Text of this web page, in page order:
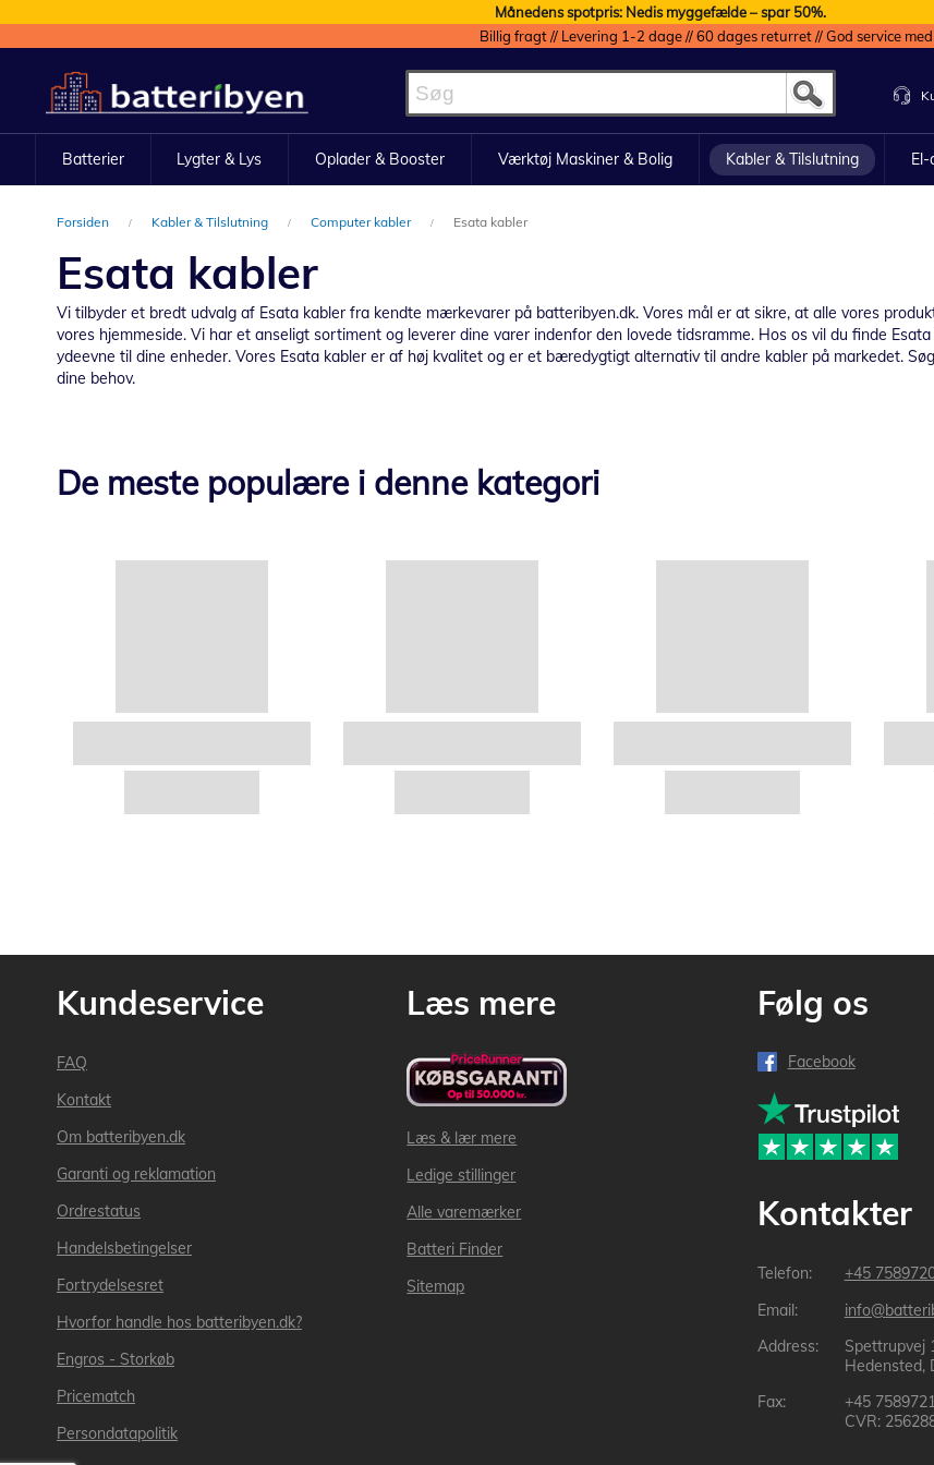
Månedens spotpris: Nedis myggefælde – spar 50%.
Billig fragt // Levering 1-2 dage // 60 dages returret // God service
to
Content
Batterier Lygter & Lys Oplader & Booster Værktøj Maskiner & Bolig Kabler & Tilslutning
Forsiden Kabler & Tilslutning Computer kabler Esata kabler
Esata kabler
Vi tilbyder et bredt udvalg af Esata kabler fra kendte mærkevarer på batteribyen.dk. Vores mål er at sikre, at alle vores
vores hjemmeside. Vi har et anseligt sortiment og leverer dine varer indenfor den lovede tidsramme. Hos os vil du finde
ydeevne til dine enheder. Vores Esata kabler er af høj kvalitet og er et bæredygtigt alternativ til andre kabler på markedet.
dine behov.
De meste populære i denne kategori
Kundeservice
FAQ
Kontakt
Om batteribyen.dk
Garanti og reklamation
Ordrestatus
Handelsbetingelser
Fortrydelsesret
Hvorfor handle hos batteribyen.dk?
Engros - Storkøb
Pricematch
Persondatapolitik
Læs mere
Læs & lær mere
Ledige stillinger
Alle varemærker
Batteri Finder
Sitemap
Følg os
Facebook
Kontakter
+45
Spettrupvej
Hedensted,
+45
CVR: